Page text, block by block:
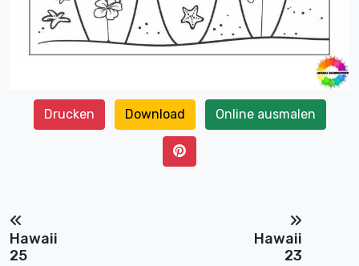
Drucken Download Online ausmalen
Hawaii
25
Hawaii
23